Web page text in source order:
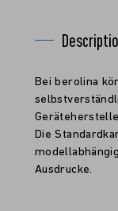
Bei berolina
Die
Ausdrucke.